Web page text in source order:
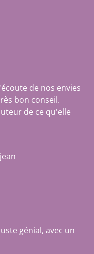
de nos envies
bon conseil.
de ce qu'elle
génial, avec un